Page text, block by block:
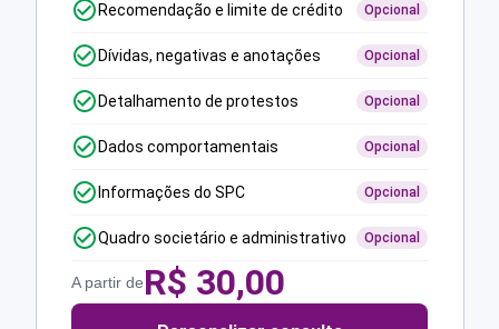
Recomendação e limite de crédito Opcional
Dívidas, negativas e anotações Opcional
Detalhamento de protestos Opcional
Dados comportamentais Opcional
Informações do SPC Opcional
Quadro societário e administrativo Opcional
A partir deR$ 30,00